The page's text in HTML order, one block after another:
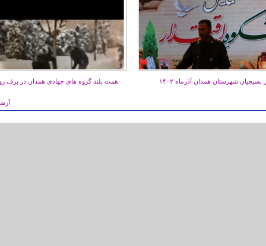
شهرستان همدان آذرماه ۱۴۰۲ همت بلند گروه های جهادی همدان در برف